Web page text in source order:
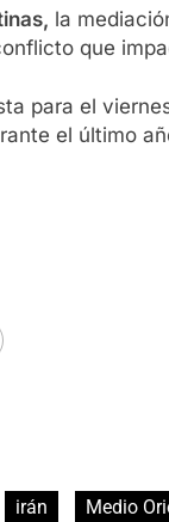
la
que
para el
el último
irán Medio